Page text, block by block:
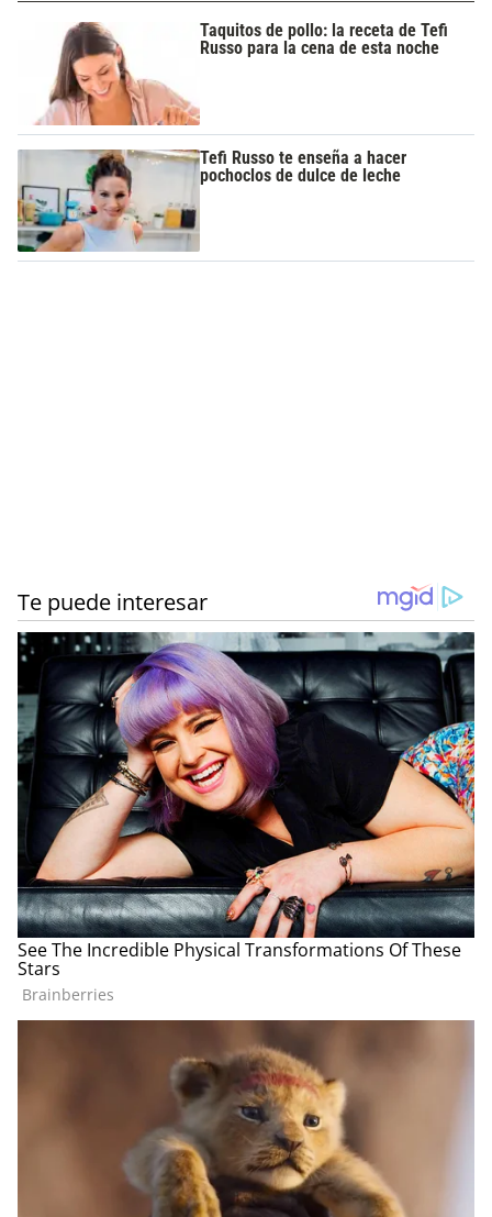
Taquitos de pollo: la receta de Tefi
Russo para la cena de esta noche
Tefi Russo te enseña a hacer
pochoclos de dulce de leche